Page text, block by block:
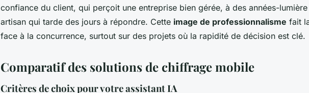
confiance du client, qui perçoit une entreprise bien gérée, à des années-lumière
artisan qui tarde des jours à répondre. Cette image de professionnalisme fait
face à la concurrence, surtout sur des projets où la rapidité de décision est clé.
Comparatif des solutions de chiffrage mobile
Critères de choix pour votre assistant IA